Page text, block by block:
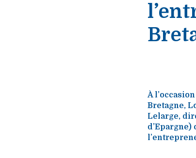
À
Bretagne,
Lelarge,